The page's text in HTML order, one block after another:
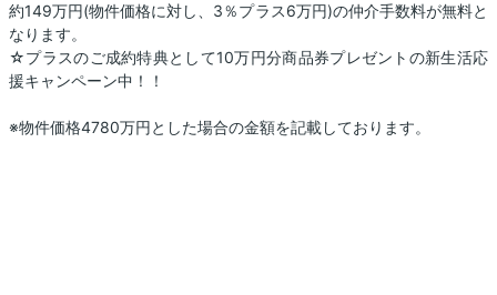
約149万円(物件価格に対し、3％プラス6万円)の仲介手数料が無料と
なります。
☆プラスのご成約特典として10万円分商品券プレゼントの新生活応
援キャンペーン中！！
※物件価格4780万円とした場合の金額を記載しております。